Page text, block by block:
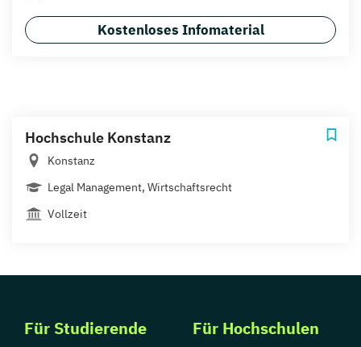
Kostenloses Infomaterial
Hochschule Konstanz
Konstanz
Legal Management, Wirtschaftsrecht
Vollzeit
Für Studierende Für Hochschulen